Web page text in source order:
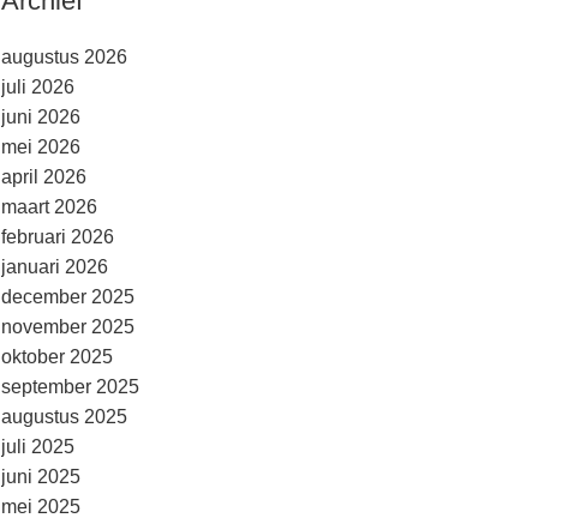
augustus 2026
juli 2026
juni 2026
mei 2026
april 2026
maart 2026
februari 2026
januari 2026
december 2025
november 2025
oktober 2025
september 2025
augustus 2025
juli 2025
juni 2025
mei 2025